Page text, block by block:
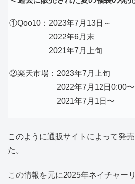
①Qoo10：2023年7月13日～
2022年6月末
2021年7月上旬
②楽天市場：2023年7月上旬
2022年7月12日0:00〜
2021年7月1日〜
このように通販サイトによって発
た。
この情報を元に2025年ネイチャー